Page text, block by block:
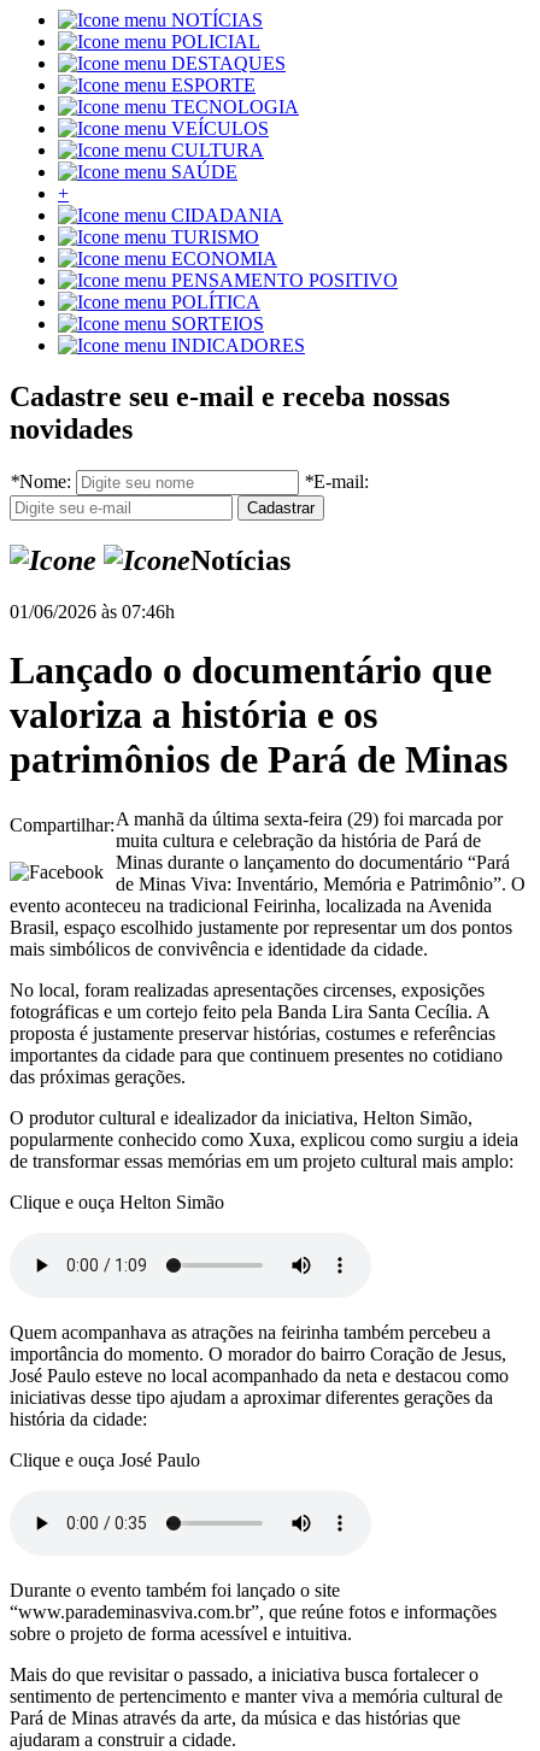
NOTÍCIAS
POLICIAL
DESTAQUES
ESPORTE
TECNOLOGIA
VEÍCULOS
CULTURA
SAÚDE
+
CIDADANIA
TURISMO
ECONOMIA
PENSAMENTO POSITIVO
POLÍTICA
SORTEIOS
INDICADORES
Cadastre seu e-mail e receba nossas
novidades
*Nome: *E-mail:
Notícias
01/06/2026 às 07:46h
Lançado o documentário que
valoriza a história e os
patrimônios de Pará de Minas
Compartilhar:A manhã da última sexta-feira (29) foi marcada por
muita cultura e celebração da história de Pará de
Minas durante o lançamento do documentário “Pará
de Minas Viva: Inventário, Memória e Patrimônio”. O
evento aconteceu na tradicional Feirinha, localizada na Avenida
Brasil, espaço escolhido justamente por representar um dos pontos
mais simbólicos de convivência e identidade da cidade.
No local, foram realizadas apresentações circenses, exposições
fotográficas e um cortejo feito pela Banda Lira Santa Cecília. A
proposta é justamente preservar histórias, costumes e referências
importantes da cidade para que continuem presentes no cotidiano
das próximas gerações.
O produtor cultural e idealizador da iniciativa, Helton Simão,
popularmente conhecido como Xuxa, explicou como surgiu a ideia
de transformar essas memórias em um projeto cultural mais amplo:
Clique e ouça Helton Simão
Quem acompanhava as atrações na feirinha também percebeu a
importância do momento. O morador do bairro Coração de Jesus,
José Paulo esteve no local acompanhado da neta e destacou como
iniciativas desse tipo ajudam a aproximar diferentes gerações da
história da cidade:
Clique e ouça José Paulo
Durante o evento também foi lançado o site
“www.parademinasviva.com.br”, que reúne fotos e informações
sobre o projeto de forma acessível e intuitiva.
Mais do que revisitar o passado, a iniciativa busca fortalecer o
sentimento de pertencimento e manter viva a memória cultural de
Pará de Minas através da arte, da música e das histórias que
ajudaram a construir a cidade.